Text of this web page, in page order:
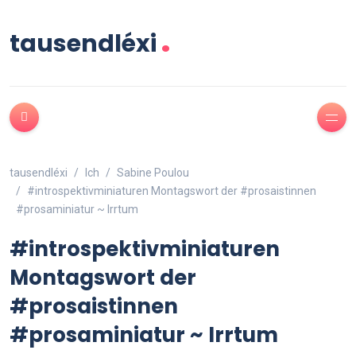
tausendléxi.
tausendléxi Ich
Sabine Poulou
#introspektivminiaturen Montagswort der #prosaistinnen
#prosaminiatur ~ Irrtum
#introspektivminiaturen
Montagswort der
#prosaistinnen
#prosaminiatur ~ Irrtum